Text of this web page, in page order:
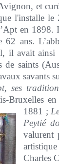
et
l'installe
en
ans.
il avait
de saints
savants
ses
Bruxelles
1881 ;
Peytié
valurent
Charles